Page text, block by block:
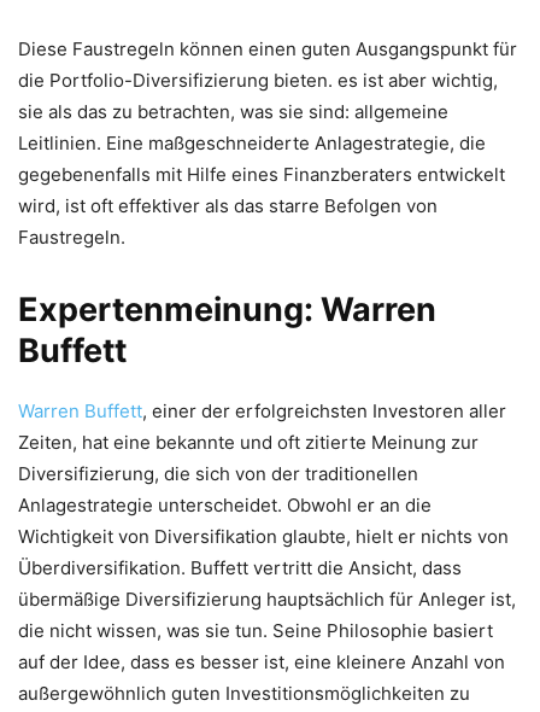
Diese Faustregeln können einen guten Ausgangspunkt für
die Portfolio-Diversifizierung bieten. es ist aber wichtig,
sie als das zu betrachten, was sie sind: allgemeine
Leitlinien. Eine maßgeschneiderte Anlagestrategie, die
gegebenenfalls mit Hilfe eines Finanzberaters entwickelt
wird, ist oft effektiver als das starre Befolgen von
Faustregeln.
Expertenmeinung: Warren
Buffett
Warren Buffett, einer der erfolgreichsten Investoren aller
Zeiten, hat eine bekannte und oft zitierte Meinung zur
Diversifizierung, die sich von der traditionellen
Anlagestrategie unterscheidet. Obwohl er an die
Wichtigkeit von Diversifikation glaubte, hielt er nichts von
Überdiversifikation. Buffett vertritt die Ansicht, dass
übermäßige Diversifizierung hauptsächlich für Anleger ist,
die nicht wissen, was sie tun. Seine Philosophie basiert
auf der Idee, dass es besser ist, eine kleinere Anzahl von
außergewöhnlich guten Investitionsmöglichkeiten zu